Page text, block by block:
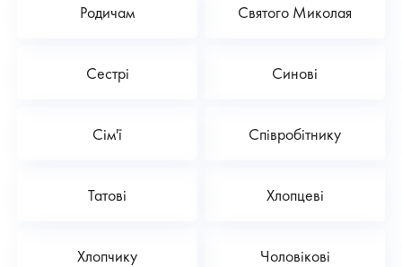
Родичам Святого Миколая
Сестрі Синові
Сім'ї Співробітнику
Татові Хлопцеві
Хлопчику Чоловікові